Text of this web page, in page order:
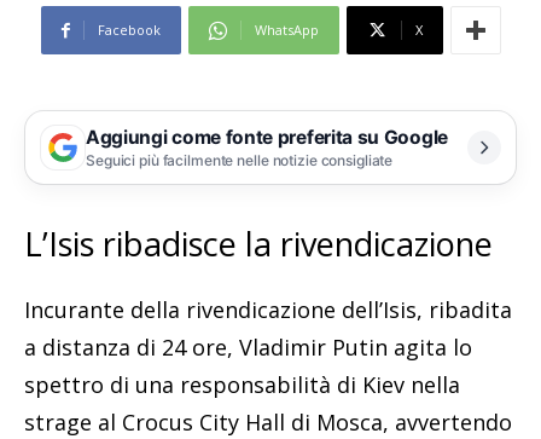
Facebook WhatsApp X
Aggiungi come fonte preferita su Google
Seguici più facilmente nelle notizie consigliate
L’Isis ribadisce la rivendicazione
Incurante della rivendicazione dell’Isis, ribadita
a distanza di 24 ore, Vladimir Putin agita lo
spettro di una responsabilità di Kiev nella
strage al Crocus City Hall di Mosca, avvertendo